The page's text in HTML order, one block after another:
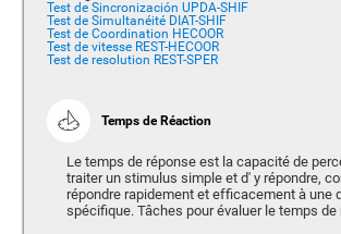
Test de Sincronización UPDA-SHIF
Test de Simultanéité DIAT-SHIF
Test de Coordination HECOOR
Test de vitesse REST-HECOOR
Test de resolution REST-SPER
Temps de Réaction
Le temps de réponse est la capacité de
traiter un stimulus simple et d' y répondre,
répondre rapidement et efficacement à une
spécifique. Tâches pour évaluer le temps de